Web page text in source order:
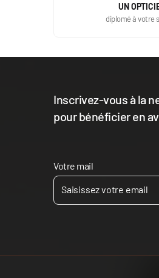
UN
diplomé à votre
Inscrivez-vous à la
pour bénéficier en
Votre mail